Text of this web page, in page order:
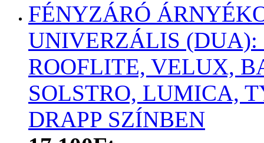
FÉNYZÁRÓ
UNIVERZÁLIS (DUA):
ROOFLITE, VELUX,
SOLSTRO, LUMICA,
DRAPP SZÍNBEN